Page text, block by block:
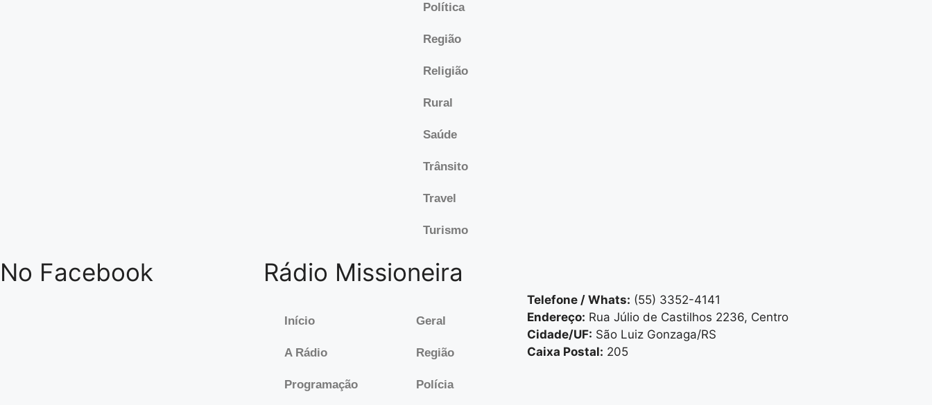
Política
Região
Religião
Rural
Saúde
Trânsito
Travel
Turismo
No Facebook Rádio Missioneira
Início
A Rádio
Programação
Geral
Região
Polícia
Telefone / Whats: (55) 3352-4141
Endereço: Rua Júlio de Castilhos 2236, Centro
Cidade/UF: São Luiz Gonzaga/RS
Caixa Postal: 205